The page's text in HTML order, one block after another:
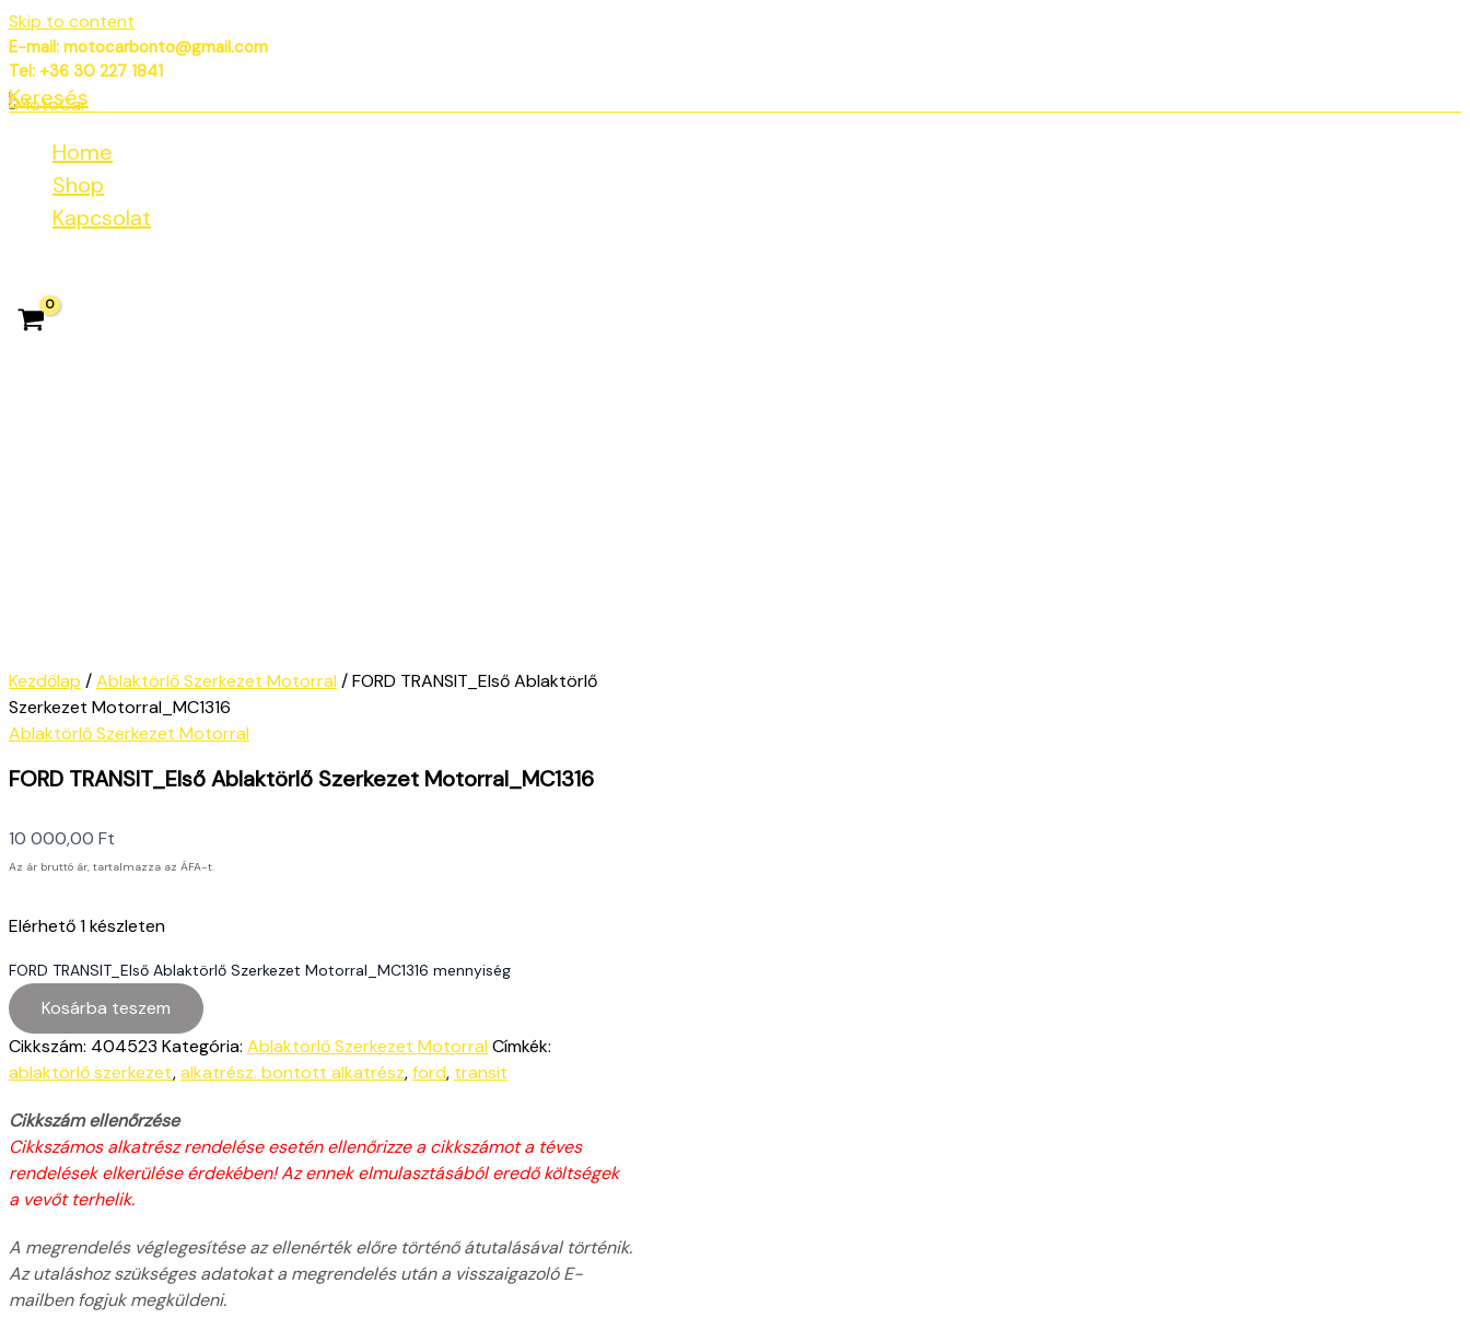
Skip to content
E-mail: motocarbonto@gmail.com
Tel: +36 30 227 1841
Keresés
Home
Shop
Kapcsolat
Kezdőlap /Ablaktörlő Szerkezet Motorral / FORD TRANSIT_Első Ablaktörlő
Szerkezet Motorral_MC1316
Ablaktörlő Szerkezet Motorral
FORD TRANSIT_Első Ablaktörlő Szerkezet Motorral_MC1316
10 000,00 Ft
Az ár bruttó ár, tartalmazza az ÁFA-t.
Elérhető1 készleten
FORD TRANSIT_Első Ablaktörlő Szerkezet Motorral_MC1316 mennyiség
Kosárba teszem
Cikkszám: 404523 Kategória: Ablaktörlő Szerkezet Motorral Címkék:
ablaktörlő szerkezet,alkatrész. bontott alkatrész,ford, transit
Cikkszám ellenőrzése
Cikkszámos alkatrész rendelése esetén ellenőrizze a cikkszámot a téves
rendelések elkerülése érdekében! Az ennek elmulasztásából eredő költségek
a vevőt terhelik.
A megrendelés véglegesítése az ellenérték előre történő átutalásával történik.
Az utaláshoz szükséges adatokat a megrendelés után a visszaigazoló E-
mailben fogjuk megküldeni.